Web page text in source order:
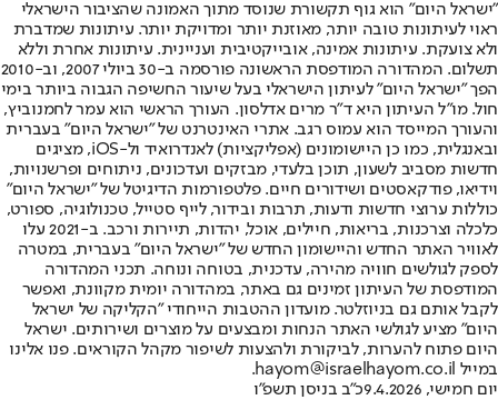
"ישראל היום" הוא גוף תקשורת שנוסד מתוך האמונה שהציבור הישראלי
ראוי לעיתונות טובה יותר, מאוזנת יותר ומדויקת יותר. עיתונות שמדברת
ולא צועקת. עיתונות אמינה, אובייקטיבית ועניינית. עיתונות אחרת וללא
תשלום. המהדורה המודפסת הראשונה פורסמה ב-30 ביולי 2007, וב-2010
הפך "ישראל היום" לעיתון הישראלי בעל שיעור החשיפה הגבוה ביותר בימי
חול. מו"ל העיתון היא ד"ר מרים אדלסון. העורך הראשי הוא עמר לחמנוביץ,
והעורך המייסד הוא עמוס רגב. אתרי האינטרנט של "ישראל היום" בעברית
ובאנגלית, כמו כן היישומונים (אפליקציות) לאנדרואיד ול-iOS, מציגים
חדשות מסביב לשעון, תוכן בלעדי, מבזקים ועדכונים, ניתוחים ופרשנויות,
וידיאו, פודקאסטים ושידורים חיים. פלטפורמות הדיגיטל של "ישראל היום"
כוללות ערוצי חדשות ודעות, תרבות ובידור, לייף סטייל, טכנולוגיה, ספורט,
כלכלה וצרכנות, בריאות, חיילים, אוכל, יהדות, תיירות ורכב. ב-2021 עלו
לאוויר האתר החדש והיישומון החדש של "ישראל היום" בעברית, במטרה
לספק לגולשים חוויה מהירה, עדכנית, בטוחה ונוחה. תכני המהדורה
המודפסת של העיתון זמינים גם באתר, במהדורה יומית מקוונת, ואפשר
לקבל אותם גם בניוזלטר. מועדון ההטבות הייחודי "הקליקה של ישראל
היום" מציע לגולשי האתר הנחות ומבצעים על מוצרים ושירותים. ישראל
היום פתוח להערות, לביקורת ולהצעות לשיפור מקהל הקוראים. פנו אלינו
במייל hayom@israelhayom.co.il.
יום חמישי, 9.4.2026
כ"ב בניסן תשפ"ו